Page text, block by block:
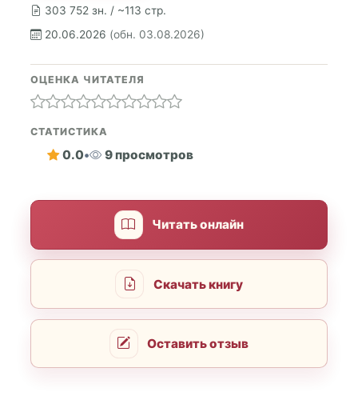
303 752 зн. / ~113 стр.
20.06.2026 (обн. 03.08.2026)
ОЦЕНКА ЧИТАТЕЛЯ
СТАТИСТИКА
0.0• 9 просмотров
Читать онлайн
Скачать книгу
Оставить отзыв